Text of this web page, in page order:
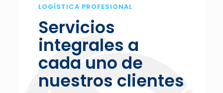
LOGÍSTICA PROFESIONAL
Servicios
integrales a
cada uno de
nuestros clientes